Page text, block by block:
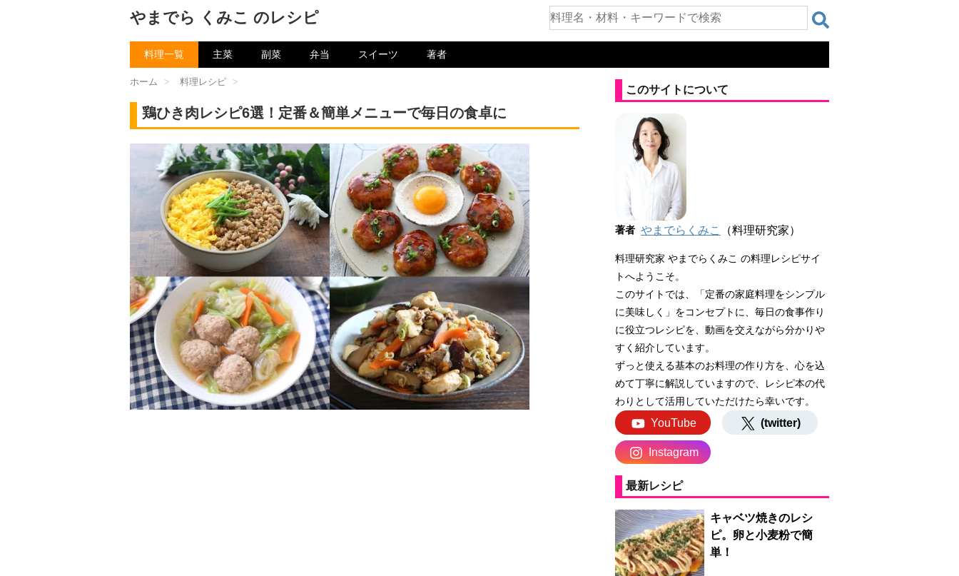
やまでら くみこ のレシピ
料理一覧 主菜 副菜 弁当 スイーツ 著者
ホーム > 料理レシピ >
鶏ひき肉レシピ6選！定番＆簡単メニューで毎日の食卓に
このサイトについて
著者 やまでらくみこ （料理研究家）
料理研究家 やまでらくみこ の料理レシピサイ
トへようこそ。
このサイトでは、「定番の家庭料理をシンプル
に美味しく」をコンセプトに、毎日の食事作り
に役立つレシピを、動画を交えながら分かりや
すく紹介しています。
ずっと使える基本のお料理の作り方を、心を込
めて丁寧に解説していますので、レシピ本の代
わりとして活用していただけたら幸いです。
YouTube (twitter)
Instagram
最新レシピ
キャベツ焼きのレシ
ピ。卵と小麦粉で簡
単！